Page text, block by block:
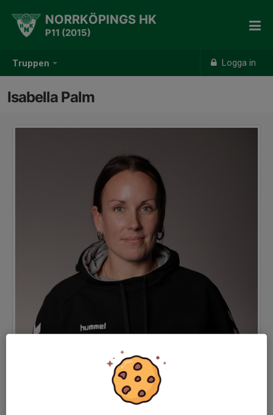
Truppen Logga in
NORRKÖPINGS HK
P11 (2015)
Isabella Palm